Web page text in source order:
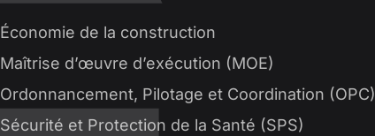
Économie de la construction
Maîtrise d’œuvre d’exécution (MOE)
Ordonnancement, Pilotage et Coordination (OPC)
Sécurité et Protection de la Santé (SPS)